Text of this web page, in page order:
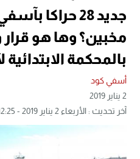
جديد 28 حراكا
مخبين؟ وها هو
بالمحكمة
أسفي كود
2 يناير 2019
آخر تحديث : الأربعاء 2 يناير 2019 - 12:25 مساءً